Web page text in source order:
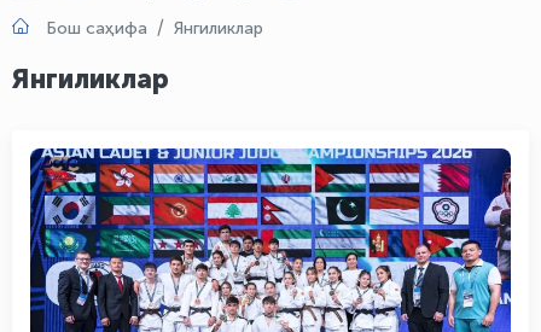
Бош саҳифа Янгиликлар
Янгиликлар